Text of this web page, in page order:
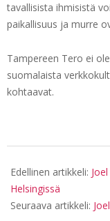
tavallisista ihmisistä
paikallisuus ja murre
Tampereen Tero ei
suomalaista
kohtaavat.
05-
16
Edellinen artikkeli:
Helsingissä
Seuraava artikkeli: